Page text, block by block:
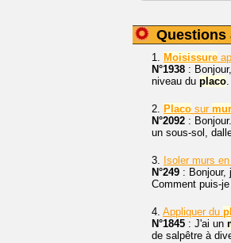
Questions
1. Moisissure
N°1938 :
niveau du placo
2. Placo sur mur
N°2092 :
un sous-sol,
3. Isoler murs en
N°249 : Bonjour,
Comment puis-
4. Appliquer du
N°1845 : J'ai un
de salpêtre à